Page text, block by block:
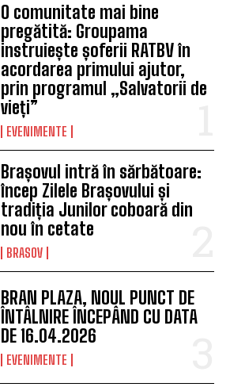
O comunitate mai bine
pregătită: Groupama
instruiește șoferii RATBV în
acordarea primului ajutor,
prin programul „Salvatorii de
vieți”
EVENIMENTE
Brașovul intră în sărbătoare:
încep Zilele Brașovului și
tradiția Junilor coboară din
nou în cetate
BRASOV
BRAN PLAZA, NOUL PUNCT DE
ÎNTÂLNIRE ÎNCEPÂND CU DATA
DE 16.04.2026
EVENIMENTE